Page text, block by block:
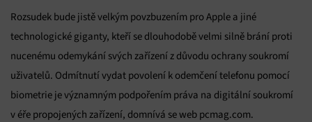
Rozsudek bude jistě velkým povzbuzením pro Apple a jiné
technologické giganty, kteří se dlouhodobě velmi silně brání proti
nucenému odemykání svých zařízení z důvodu ochrany soukromí
uživatelů. Odmítnutí vydat povolení k odemčení telefonu pomocí
biometrie je významným podpořením práva na digitální soukromí
v éře propojených zařízení, domnívá se web pcmag.com.